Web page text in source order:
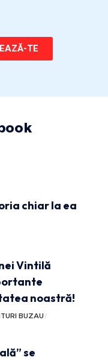
TE
chiar la ea
Vintilă
noastră!
BUZAU
se